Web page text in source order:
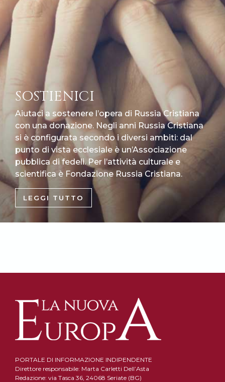
SOSTIENICI
Aiutaci a sostenere l’opera di Russia Cristiana
con una donazione. Negli anni Russia Cristiana
si è configurata secondo i diversi ambiti: dal
punto di vista ecclesiale è un’Associazione
pubblica di fedeli. Per l’attività culturale e
scientifica è Fondazione Russia Cristiana.
LEGGI TUTTO
PORTALE DI INFORMAZIONE INDIPENDENTE
Direttore responsabile: Marta Carletti Dell’Asta
Redazione: via Tasca 36, 24068 Seriate (BG)